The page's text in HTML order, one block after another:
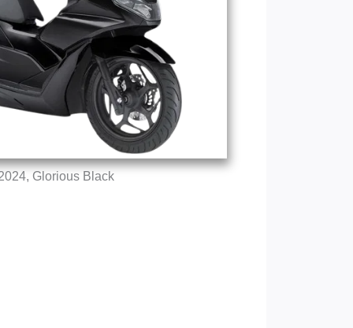
Glorious Black